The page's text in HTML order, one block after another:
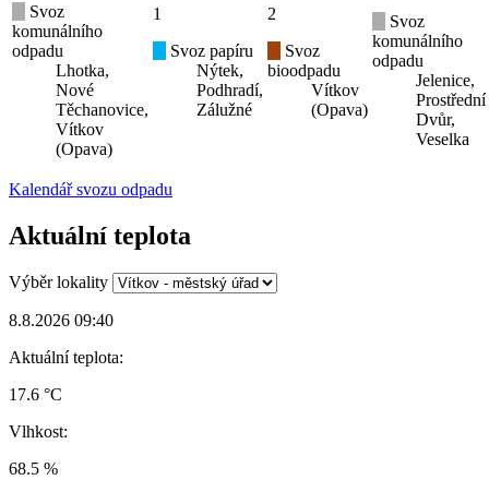
Svoz
komunálního
odpadu
Lhotka,
Nové
Těchanovice,
Vítkov
(Opava)
1
Svoz papíru
Nýtek,
Podhradí,
Zálužné
2
Svoz
bioodpadu
Vítkov
(Opava)
Svoz
komunálního
odpadu
Jelenice,
Prostřední
Dvůr,
Veselka
Kalendář svozu odpadu
Aktuální teplota
Výběr lokality
8.8.2026 09:40
Aktuální teplota:
17.6 °C
Vlhkost:
68.5 %